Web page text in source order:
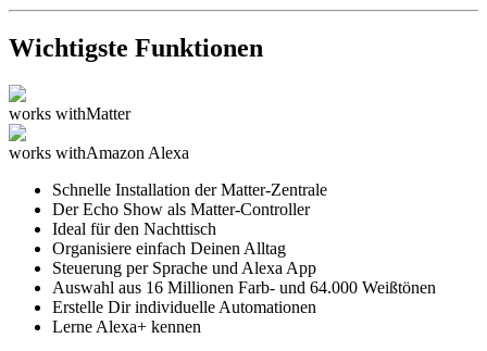
Wichtigste Funktionen
works withMatter
works withAmazon Alexa
Schnelle Installation der Matter-Zentrale
Der Echo Show als Matter-Controller
Ideal für den Nachttisch
Organisiere einfach Deinen Alltag
Steuerung per Sprache und Alexa App
Auswahl aus 16 Millionen Farb- und 64.000 Weißtönen
Erstelle Dir individuelle Automationen
Lerne Alexa+ kennen